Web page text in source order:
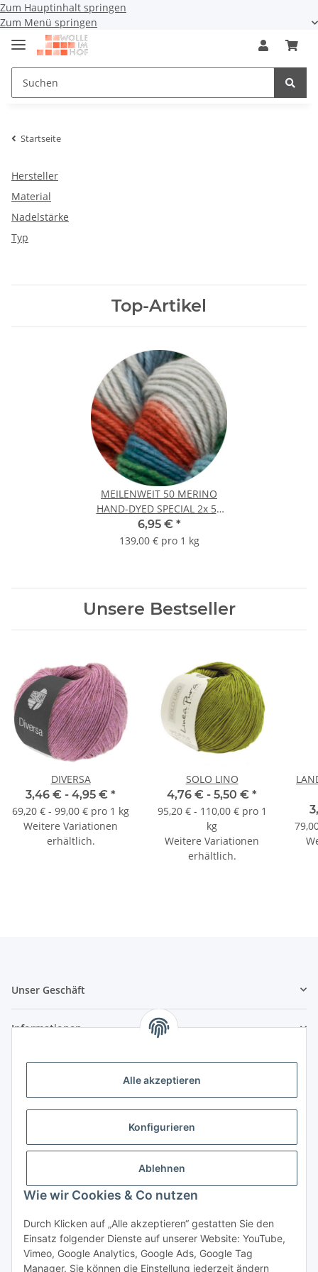
Zum Hauptinhalt springen
Zum Menü springen
Alle akzeptieren
Konfigurieren
Ablehnen
Wie wir Cookies & Co nutzen
Durch Klicken auf „Alle akzeptieren“ gestatten Sie den
Einsatz folgender Dienste auf unserer Website: YouTube,
Vimeo, Google Analytics, Google Ads, Google Tag
Manager. Sie können die Einstellung jederzeit ändern
Startseite
Hersteller
Material
Nadelstärke
Typ
Top-Artikel
MEILENWEIT 50 MERINO
HAND-DYED SPECIAL 2x 50
gr. | 214 - Veer
6,95 € *
139,00 € pro 1 kg
Unsere Bestseller
DIVERSA
3,46 € - 4,95 € *
69,20 € - 99,00 € pro 1 kg
Weitere Variationen
erhältlich.
SOLO LINO
4,76 € - 5,50 € *
95,20 € - 110,00 € pro 1
kg
Weitere Variationen
erhältlich.
Unser Geschäft
Informationen
Zahlungsmöglichkeiten
Vorkasse (per Bank-Überweisung)
PayPal
Kreditkarte
Banklastschrift
Rechnungskauf
Gesetzliche Informationen